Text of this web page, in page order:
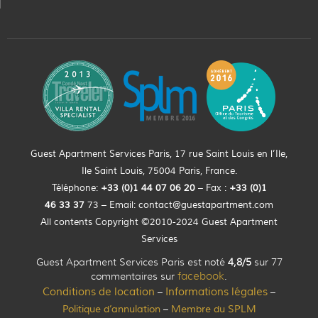
Guest Apartment Services Paris, 17 rue Saint Louis en l’Ile,
Ile Saint Louis, 75004 Paris, France.
Téléphone: +33 (0)1 4407 06 20– Fax : +33(0)1
46 33 37 73 – Email: contact@guestapartment.com
All contents Copyright ©2010-2024 Guest Apartment
Services
Guest Apartment Services Paris est noté 4,8/5sur 77
commentaires sur facebook.
Conditions de location – Informations légales –
Politique d’annulation– Membre du SPLM